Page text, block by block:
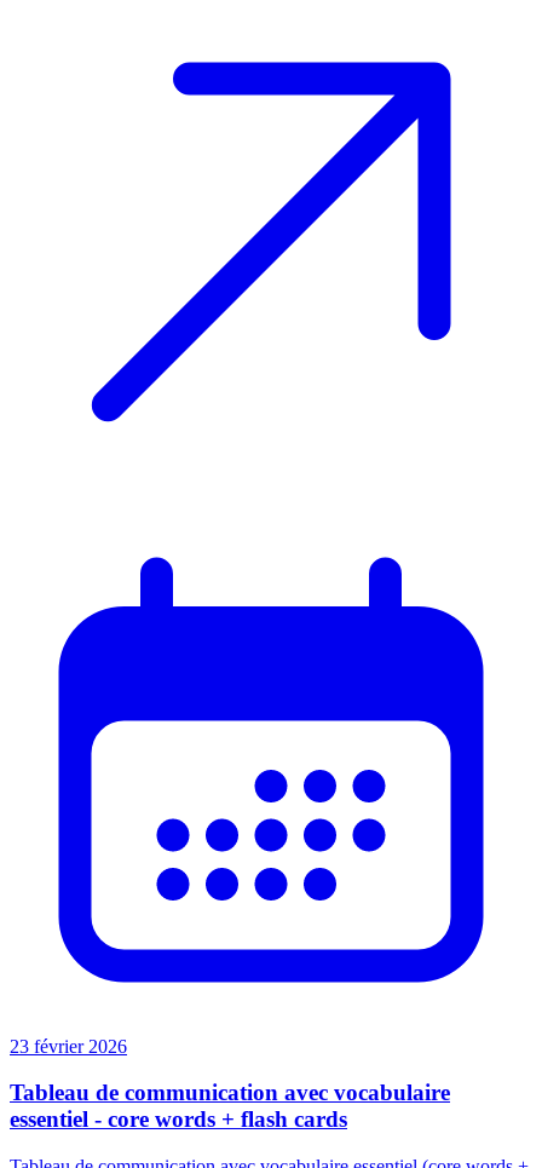
23 février 2026
Tableau de communication avec vocabulaire
essentiel - core words + flash cards